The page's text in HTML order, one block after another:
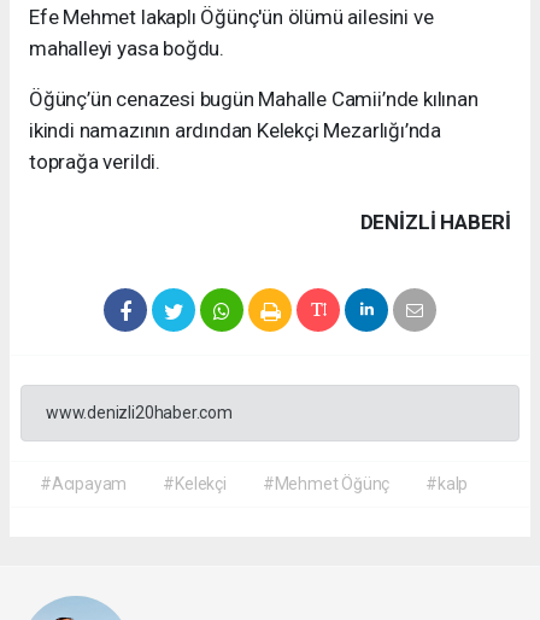
Efe Mehmet lakaplı Öğünç'ün ölümü ailesini ve
mahalleyi yasa boğdu.
Öğünç’ün cenazesi bugün Mahalle Camii’nde kılınan
ikindi namazının ardından Kelekçi Mezarlığı’nda
toprağa verildi.
DENIZLI HABERİ
www.denizli20haber.com
#Acıpayam #Kelekçi #Mehmet Öğünç #kalp